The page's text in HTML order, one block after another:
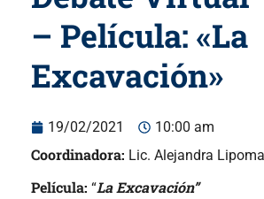
– Película: «La
Excavación»
19/02/2021 10:00 am
Coordinadora: Lic. Alejandra Lipoma
Película: “La Excavación”